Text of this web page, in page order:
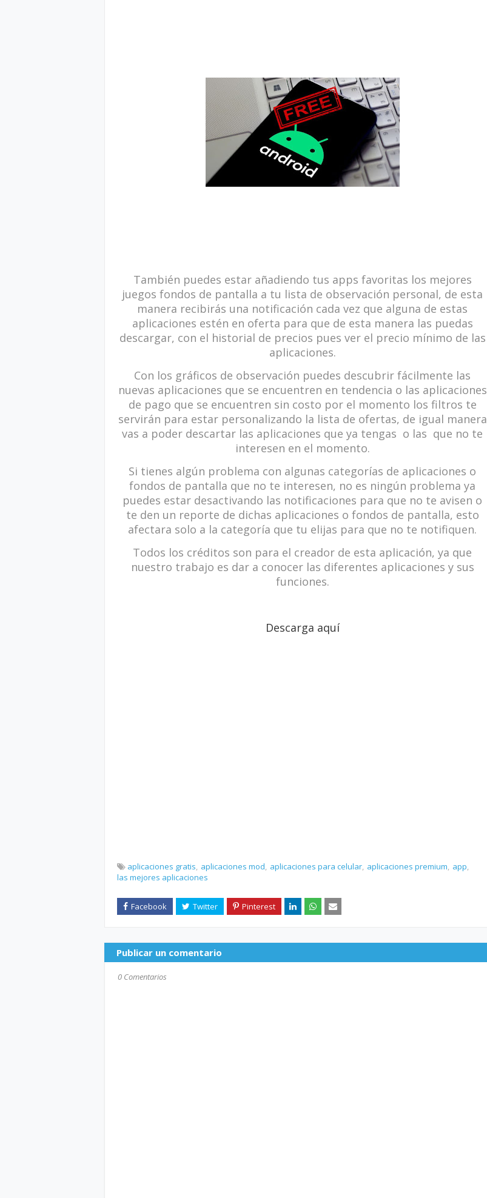
También puedes estar añadiendo tus apps favoritas los mejores
juegos fondos de pantalla a tu lista de observación personal, de esta
manera recibirás una notificación cada vez que alguna de estas
aplicaciones estén en oferta para que de esta manera las puedas
descargar, con el historial de precios pues ver el precio mínimo de las
aplicaciones.
Con los gráficos de observación puedes descubrir fácilmente las
nuevas aplicaciones que se encuentren en tendencia o las aplicaciones
de pago que se encuentren sin costo por el momento los filtros te
servirán para estar personalizando la lista de ofertas, de igual manera
vas a poder descartar las aplicaciones que ya tengas o las que no te
interesen en el momento.
Si tienes algún problema con algunas categorías de aplicaciones o
fondos de pantalla que no te interesen, no es ningún problema ya
puedes estar desactivando las notificaciones para que no te avisen o
te den un reporte de dichas aplicaciones o fondos de pantalla, esto
afectara solo a la categoría que tu elijas para que no te notifiquen.
Todos los créditos son para el creador de esta aplicación, ya que
nuestro trabajo es dar a conocer las diferentes aplicaciones y sus
funciones.
Descarga aquí
aplicaciones gratis aplicaciones mod aplicaciones para celular aplicaciones premium app
las mejores aplicaciones
Publicar un comentario
0 Comentarios